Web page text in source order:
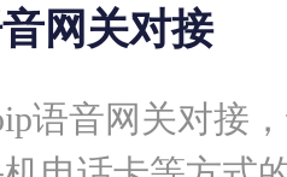
网关对接
语音网关对接